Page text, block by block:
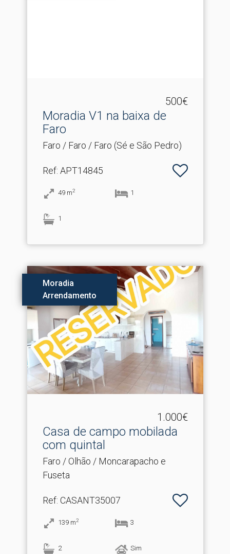
500€
Moradia V1 na baixa de
Faro
Faro / Faro / Faro (Sé e São Pedro)
Ref: APT14845
49 m2 1
1
Moradia
Arrendamento
1.000€
Casa de campo mobilada
com quintal
Faro / Olhão / Moncarapacho e
Fuseta
Ref: CASANT35007
139 m2 3
2 Sim